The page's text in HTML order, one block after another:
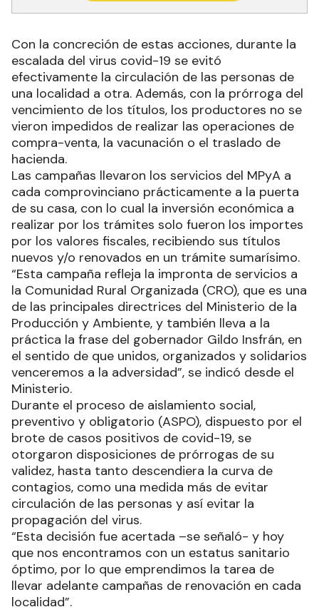
Con la concreción de estas acciones, durante la
escalada del virus covid-19 se evitó
efectivamente la circulación de las personas de
una localidad a otra. Además, con la prórroga del
vencimiento de los títulos, los productores no se
vieron impedidos de realizar las operaciones de
compra-venta, la vacunación o el traslado de
hacienda.
Las campañas llevaron los servicios del MPyA a
cada comprovinciano prácticamente a la puerta
de su casa, con lo cual la inversión económica a
realizar por los trámites solo fueron los importes
por los valores fiscales, recibiendo sus títulos
nuevos y/o renovados en un trámite sumarísimo.
“Esta campaña refleja la impronta de servicios a
la Comunidad Rural Organizada (CRO), que es una
de las principales directrices del Ministerio de la
Producción y Ambiente, y también lleva a la
práctica la frase del gobernador Gildo Insfrán, en
el sentido de que unidos, organizados y solidarios
venceremos a la adversidad”, se indicó desde el
Ministerio.
Durante el proceso de aislamiento social,
preventivo y obligatorio (ASPO), dispuesto por el
brote de casos positivos de covid-19, se
otorgaron disposiciones de prórrogas de su
validez, hasta tanto descendiera la curva de
contagios, como una medida más de evitar
circulación de las personas y así evitar la
propagación del virus.
“Esta decisión fue acertada –se señaló- y hoy
que nos encontramos con un estatus sanitario
óptimo, por lo que emprendimos la tarea de
llevar adelante campañas de renovación en cada
localidad”.